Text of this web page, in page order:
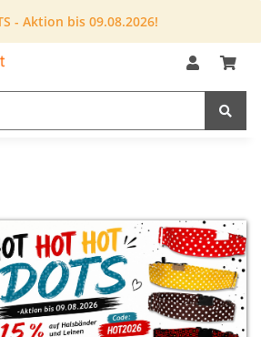
- Aktion bis 09.08.2026!